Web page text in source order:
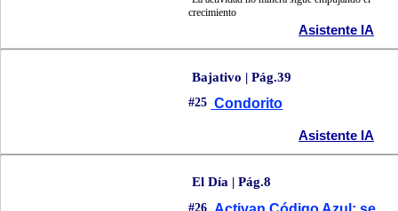
crecimiento
Asistente IA
Bajativo | Pág.39
#25 Condorito
Asistente IA
El Día | Pág.8
#26